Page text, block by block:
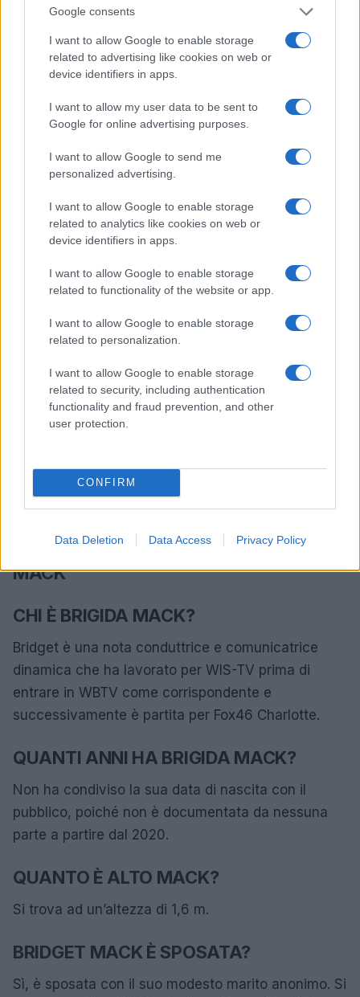
Google consents
I want to allow Google to enable storage
related to advertising like cookies on web or
device identifiers in apps.
I want to allow my user data to be sent to
Google for online advertising purposes.
I want to allow Google to send me
personalized advertising.
I want to allow Google to enable storage
related to analytics like cookies on web or
device identifiers in apps.
I want to allow Google to enable storage
related to functionality of the website or app.
I want to allow Google to enable storage
related to personalization.
I want to allow Google to enable storage
related to security, including authentication
functionality and fraud prevention, and other
user protection.
CONFIRM
Data Deletion Data Access Privacy Policy
Secondo le nostre fonti affidabili, lo stipendio annuo
di Bridget varia tra 88.000$ e 161.000$.
Mack ha unpatrimonio nettostimato di
1
suoi beni, denaro e entrate. La sua principale fonte
notizie. Grazie alle sue varie fonti di reddito, Bridget
ha potuto accumulare una fortuna, ma preferisce
PREMI E RISULTATI BRIGIDA MACK
La sua eredità spazia dal presentatore di notizie, ai
comunicatrice, come evidenziato nei seguenti
premi e riconoscimenti:
Nomination agli Emmy Award per la copertura
Best of Charlotte Awards per il miglior reporter
televisivo locale
DOMANDE FREQUENTI SU BRIGIDA
MACK
CHI È BRIGIDA MACK?
Bridget è una nota conduttrice e comunicatrice
dinamica che ha lavorato per WIS-TV prima di
entrare in WBTV come corrispondente e
successivamente è partita per Fox46 Charlotte.
QUANTI ANNI HA BRIGIDA MACK?
Non ha condiviso la sua data di nascita con il
pubblico, poiché non è documentata da nessuna
parte a partire dal 2020.
QUANTO È ALTO MACK?
Si trova ad un’altezza di 1,6 m.
BRIDGET MACK È SPOSATA?
Sì, è sposata con il suo modesto marito anonimo. Si